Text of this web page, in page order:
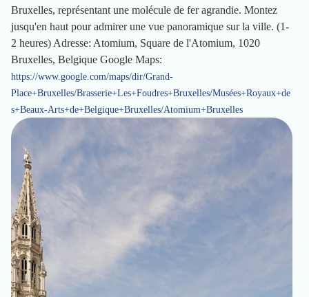
Bruxelles, représentant une molécule de fer agrandie. Montez
jusqu'en haut pour admirer une vue panoramique sur la ville. (1-
2 heures) Adresse: Atomium, Square de l'Atomium, 1020
Bruxelles, Belgique Google Maps:
https://www.google.com/maps/dir/Grand-
Place+Bruxelles/Brasserie+Les+Foudres+Bruxelles/Musées+Royaux+de
s+Beaux-Arts+de+Belgique+Bruxelles/Atomium+Bruxelles